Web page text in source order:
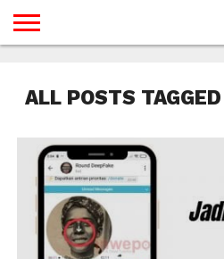
GAMES
DESAIN
ANDROID
IOS
YOUTUBE
INTERNET
WINDOWS
LINUX
MACINTOSH
MESSENGER
BLOGSPOT
WORDPRESS
PEMROGRAMAN
SEO
WEB
SERVER
ALL POSTS